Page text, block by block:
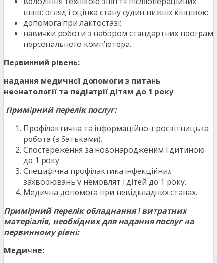
швів; огляд і оцінка стану судин нижніх кінцівок;
допомога при лактостазі;
навички роботи з набором стандартних програм
персонального комп’ютера.
Первинний рівень:
надання медичної допомоги з питань
неонатології та педіатрії дітям до 1 року
Примірний перелік послуг:
Профілактична та інформаційно-просвітницька
робота (з батьками).
Спостереження за новонародженим і дитиною
до 1 року.
Специфічна профілактика інфекційних
захворювань у немовлят і дітей до 1 року.
Медична допомога при невідкладних станах.
Примірний перелік обладнання і витратних
матеріалів, необхідних для надання послуг на
первинному рівні:
Медичне: